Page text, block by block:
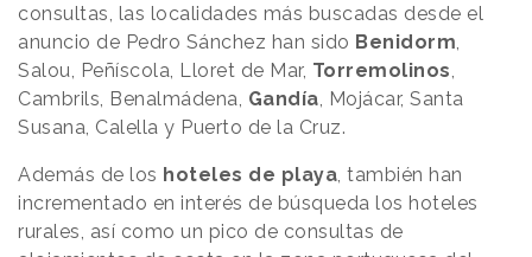
consultas, las localidades más buscadas desde el
anuncio de Pedro Sánchez han sido Benidorm
Salou, Peñíscola, Lloret de Mar, Torremolinos
Cambrils, Benalmádena, Gandía , Mojácar, Santa
Susana, Calella y Puerto de la Cruz.
Además de los hoteles de playa , también han
incrementado en interés de búsqueda los hoteles
rurales, así como un pico de consultas de